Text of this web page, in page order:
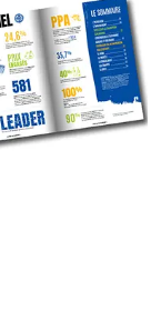
fenêtre)